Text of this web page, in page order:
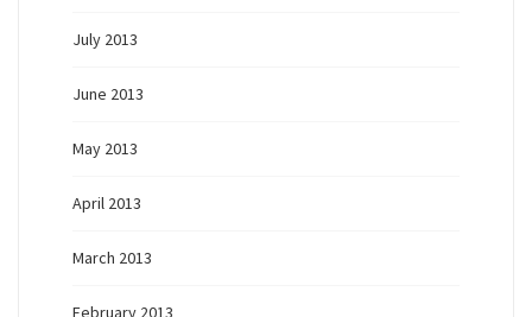
July 2013
June 2013
May 2013
April 2013
March 2013
February 2013